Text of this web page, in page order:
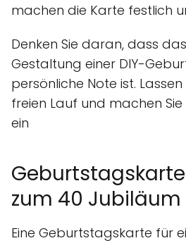
machen die Karte festlich
Denken Sie daran, dass
Gestaltung einer DIY-
persönliche Note ist.
freien Lauf und machen
ein
zum 40 Jubiläum
Eine Geburtstagskarte für